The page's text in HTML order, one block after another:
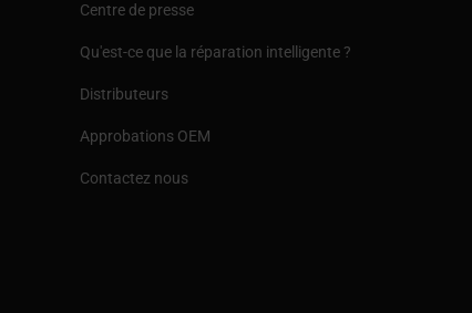
Centre de presse
Qu'est-ce que la réparation intelligente ?
Distributeurs
Approbations OEM
Contactez nous